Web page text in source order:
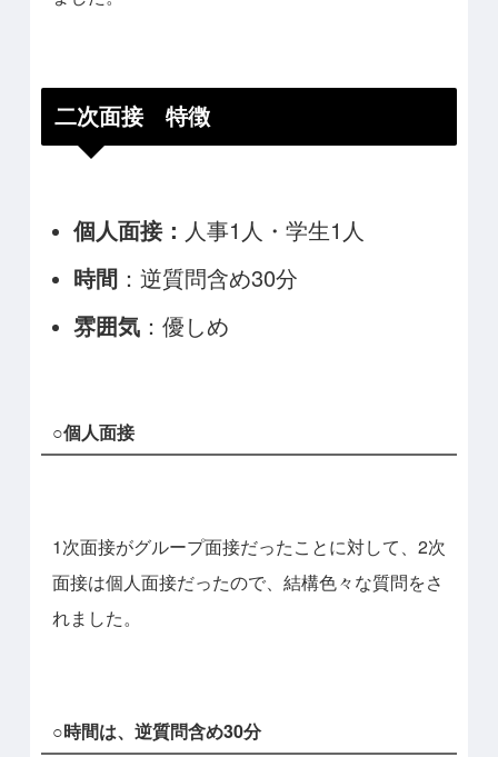
二次面接 特徴
個人面接： 人事1人・学生1人
時間 ：逆質問含め30分
雰囲気 ：優しめ
○個人面接
1次面接がグループ面接だったことに対して、2次
面接は個人面接だったので、結構色々な質問をさ
れました。
○時間は、逆質問含め30分